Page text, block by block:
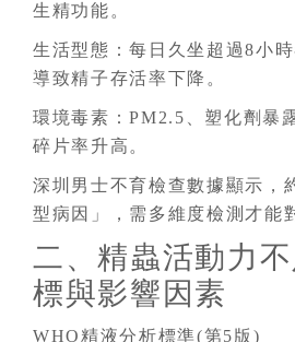
生精功能。
生活型態：每日久坐超過8小
導致精子存活率下降。
環境毒素：PM2.5、塑化劑暴
碎片率升高。
深圳男士不育檢查數據顯示，
型病因」，需多維度檢測才能
二、精蟲活動力
標與影響因素
WHO精液分析標準(第5版)